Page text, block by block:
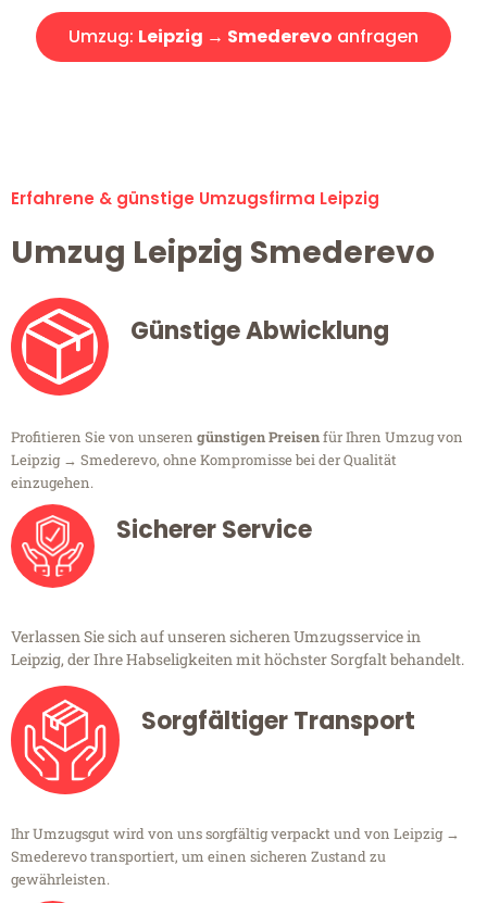
Umzug: Leipzig → Smederevo anfragen
Erfahrene & günstige Umzugsfirma Leipzig
Umzug Leipzig Smederevo
Günstige Abwicklung
Profitieren Sie von unseren günstigen Preisenfür Ihren Umzug von
Leipzig → Smederevo, ohne Kompromisse bei der Qualität
einzugehen.
Sicherer Service
Verlassen Sie sich auf unseren sicheren Umzugsservice in
Leipzig, der Ihre Habseligkeiten mit höchster Sorgfalt behandelt.
Sorgfältiger Transport
Ihr Umzugsgut wird von uns sorgfältig verpackt und von Leipzig →
Smederevo transportiert, um einen sicheren Zustand zu
gewährleisten.